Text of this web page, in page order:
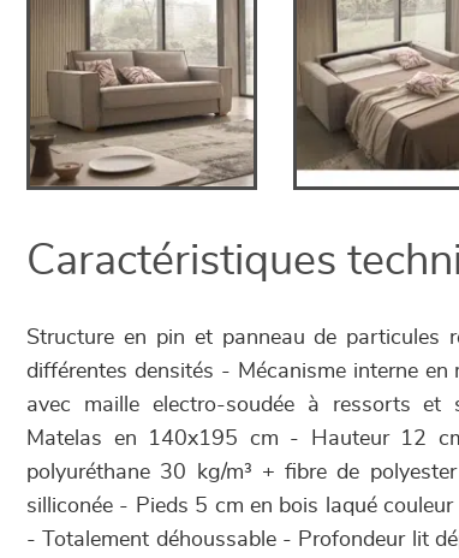
Caractéristiques
Structure en pin et panneau de particules
différentes densités - Mécanisme interne
avec maille electro-soudée à ressorts et
Matelas en 140x195 cm - Hauteur 12
polyuréthane 30 kg/m³ + fibre de
silliconée - Pieds 5 cm en bois laqué
- Totalement déhoussable - Profondeur lit